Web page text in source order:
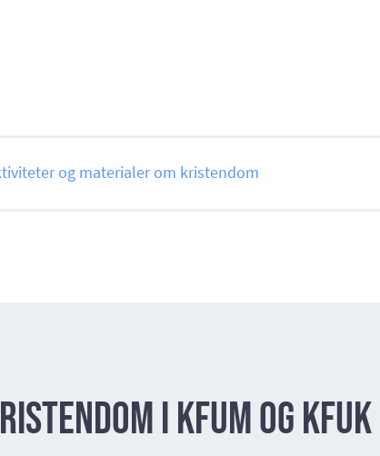
og materialer om kristendom
i KFUM og KFUK